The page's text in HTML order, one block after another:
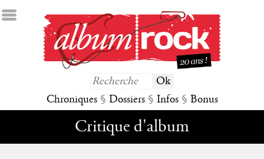
Chroniques § Dossiers § Infos § Bonus
Critique d'album